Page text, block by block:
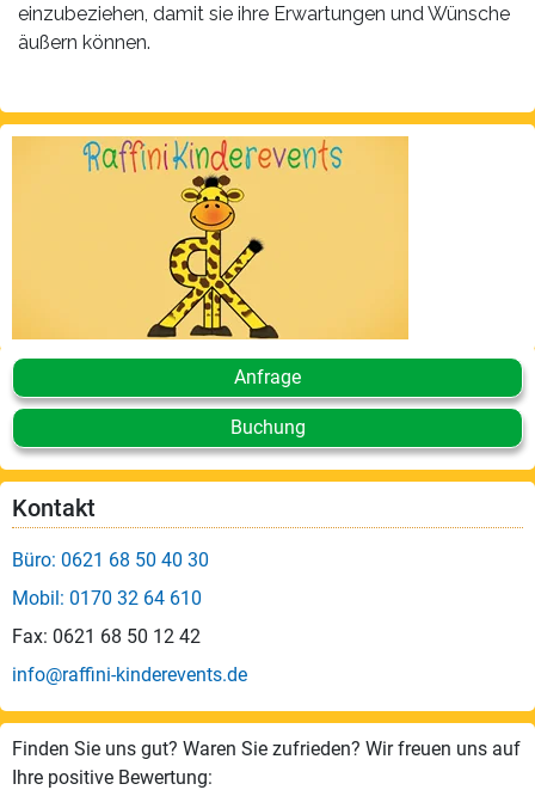
einzubeziehen, damit sie ihre Erwartungen und Wünsche
äußern können.
Anfrage
Buchung
Kontakt
Büro: 0621 68 50 40 30
Mobil: 0170 32 64 610
Fax: 0621 68 50 12 42
info@raffini-kinderevents.de
Finden Sie uns gut? Waren Sie zufrieden? Wir freuen uns auf
Ihre positive Bewertung: